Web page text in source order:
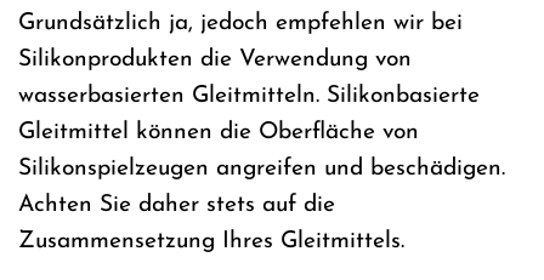
Grundsätzlich ja, jedoch empfehlen wir bei
Silikonprodukten die Verwendung von
wasserbasierten Gleitmitteln. Silikonbasierte
Gleitmittel können die Oberfläche von
Silikonspielzeugen angreifen und beschädigen.
Achten Sie daher stets auf die
Zusammensetzung Ihres Gleitmittels.